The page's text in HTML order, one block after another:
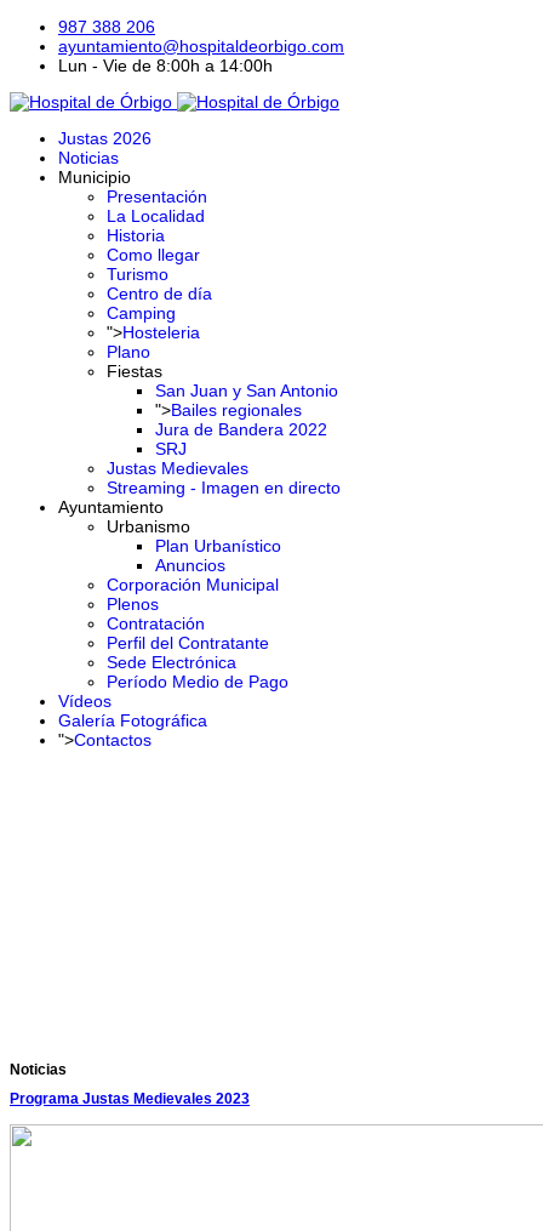
987 388 206
ayuntamiento@hospitaldeorbigo.com
Lun - Vie de 8:00h a 14:00h
Justas 2026
Noticias
Municipio
Presentación
La Localidad
Historia
Como llegar
Turismo
Centro de día
Camping
">Hosteleria
Plano
Fiestas
San Juan y San Antonio
">Bailes regionales
Jura de Bandera 2022
SRJ
Justas Medievales
Streaming - Imagen en directo
Ayuntamiento
Urbanismo
Plan Urbanístico
Anuncios
Corporación Municipal
Plenos
Contratación
Perfil del Contratante
Sede Electrónica
Período Medio de Pago
Vídeos
Galería Fotográfica
">Contactos
Noticias
Programa Justas Medievales 2023